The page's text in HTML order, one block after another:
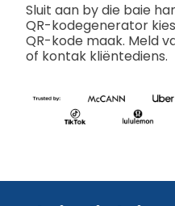
Sluit aan by die baie
QR-kodegenerator
QR-kode maak. Meld
of kontak kliëntediens.